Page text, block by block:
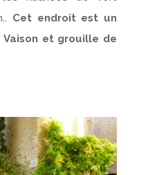
Cet endroit est un
et grouille de